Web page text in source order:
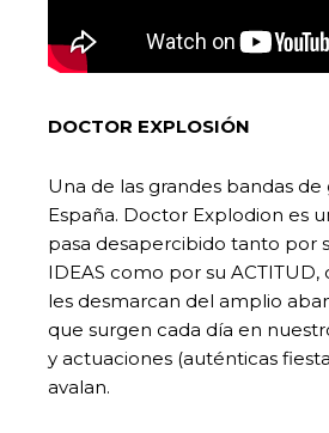
DOCTOR EXPLOSIÓN
Una de las grandes bandas
España. Doctor Explodion es
pasa desapercibido tanto por
IDEAS como por su ACTITUD,
les desmarcan del amplio
que surgen cada día en
y actuaciones (auténticas
avalan.